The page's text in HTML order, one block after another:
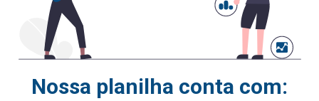
Nossa planilha conta com: